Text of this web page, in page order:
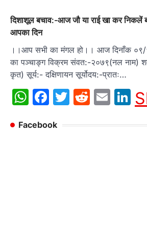
दिशाशूल बचाव:-आज जौ या राई खा कर निकलें
आपका दिन
।।आप सभी का मंगल हो।। आज दिनाँक ०९/
का पञ्चाङ्ग विक्रम संवत:-२०७९(नल
कृत) सूर्य:- दक्षिणायन सूर्योदय:-प्रातः…
WhatsApp
Facebook
Twitter
Reddit
Facebook